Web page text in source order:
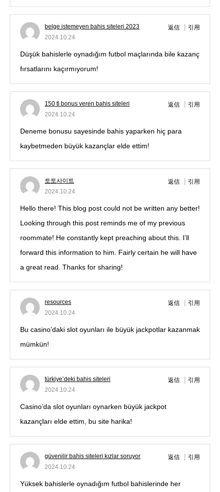
belge istemeyen bahis siteleri 2023
2024.10.24
返信 引用
Düşük bahislerle oynadığım futbol maçlarında bile kazanç
fırsatlarını kaçırmıyorum!
150 tl bonus veren bahis siteleri
2024.10.24
返信 引用
Deneme bonusu sayesinde bahis yaparken hiç para
kaybetmeden büyük kazançlar elde ettim!
토토사이트
2024.10.24
返信 引用
Hello there! This blog post could not be written any better!
Looking through this post reminds me of my previous
roommate! He constantly kept preaching about this. I’ll
forward this information to him. Fairly certain he will have
a great read. Thanks for sharing!
resources
2024.10.24
返信 引用
Bu casino’daki slot oyunları ile büyük jackpotlar kazanmak
mümkün!
türkiye’deki bahis siteleri
2024.10.24
返信 引用
Casino’da slot oyunları oynarken büyük jackpot
kazançları elde ettim, bu site harika!
güvenilir bahis siteleri kızlar soruyor
2024.10.24
返信 引用
Yüksek bahislerle oynadığım futbol bahislerinde her